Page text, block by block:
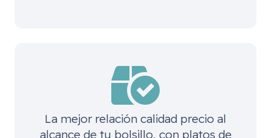
La mejor relación calidad precio al
alcance de tu bolsillo, con platos de